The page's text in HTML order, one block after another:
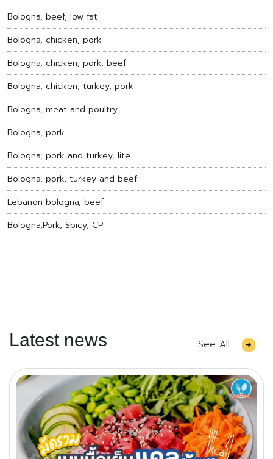
Bologna, beef, low fat
Bologna, chicken, pork
Bologna, chicken, pork, beef
Bologna, chicken, turkey, pork
Bologna, meat and poultry
Bologna, pork
Bologna, pork and turkey, lite
Bologna, pork, turkey and beef
Lebanon bologna, beef
Bologna,Pork, Spicy, CP
Latest news See All